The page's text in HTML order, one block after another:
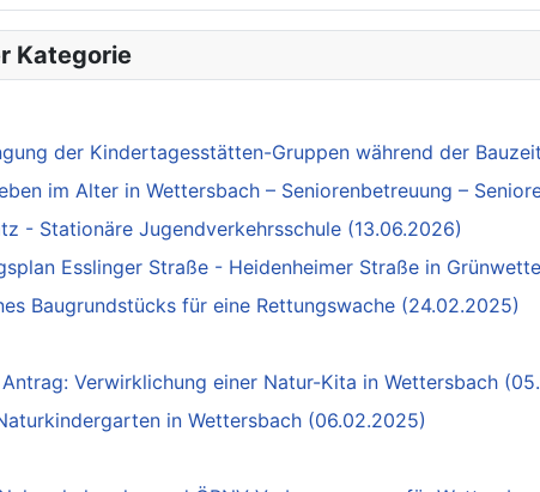
Kategorie
der Kindertagesstätten-Gruppen während der
im Alter in Wettersbach – Seniorenbetreuung –
- Stationäre Jugendverkehrsschule (13.06.2026)
Esslinger Straße - Heidenheimer Straße in
Baugrundstücks für eine Rettungswache (24.02.2025)
Verwirklichung einer Natur-Kita in Wettersbach
in Wettersbach (06.02.2025)